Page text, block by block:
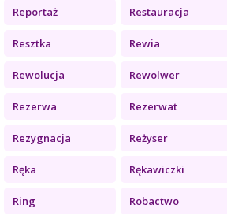
Reportaż Restauracja
Resztka Rewia
Rewolucja Rewolwer
Rezerwa Rezerwat
Rezygnacja Reżyser
Ręka Rękawiczki
Ring Robactwo